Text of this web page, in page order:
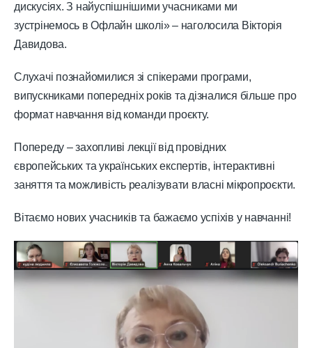
дискусіях. З найуспішнішими учасниками ми
зустрінемось в Офлайн школі» – наголосила Вікторія
Давидова.
Слухачі познайомилися зі спікерами програми,
випускниками попередніх років та дізналися більше про
формат навчання від команди проєкту.
Попереду – захопливі лекції від провідних
європейських та українських експертів, інтерактивні
заняття та можливість реалізувати власні мікропроєкти.
Вітаємо нових учасників та бажаємо успіхів у навчанні!